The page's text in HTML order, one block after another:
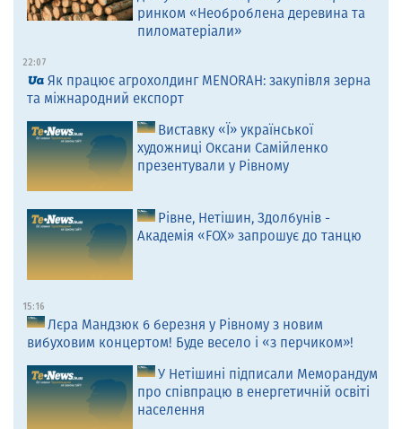
ринком «Необроблена деревина та
пиломатеріали»
22:07
Як працює агрохолдинг MENORAH: закупівля зерна
та міжнародний експорт
Виставку «Ї» української
художниці Оксани Самійленко
презентували у Рівному
Рівне, Нетішин, Здолбунів -
Академія «FOX» запрошує до танцю
15:16
Лєра Мандзюк 6 березня у Рівному з новим
вибуховим концертом! Буде весело і «з перчиком»!
У Нетішині підписали Меморандум
про співпрацю в енергетичній освіті
населення